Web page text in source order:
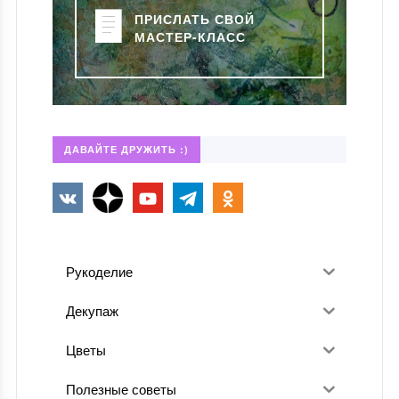
ПРИСЛАТЬ СВОЙ
МАСТЕР-КЛАСС
ДАВАЙТЕ ДРУЖИТЬ :)
Рукоделие
Декупаж
Цветы
Полезные советы